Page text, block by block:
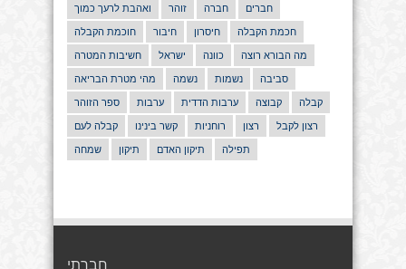
ואהבת לרעך כמוך זוהר חברה חברים
חוכמת הקבלה חיבור חיסרון חכמת הקבלה
חשיבות המטרה ישראל כוונה מה הבורא רוצה
מהי מטרת הבריאה נשמה נשמות סביבה
ספר הזוהר ערבות ערבות הדדית קבוצה קבלה
קבלה לעם קשר בינינו רוחניות רצון רצון לקבל
שמחה תיקון תיקון האדם תפילה
חברתי